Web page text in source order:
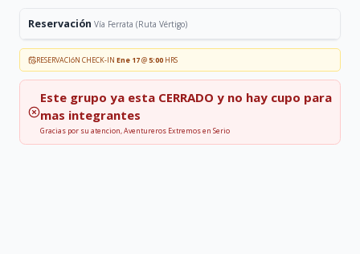
Reservación Vía Ferrata (Ruta Vértigo)
RESERVACIóN CHECK-IN Ene 17@5:00 HRS
Este grupo ya esta CERRADO y no hay cupo para
mas integrantes
Gracias por su atencion, Aventureros Extremos en Serio